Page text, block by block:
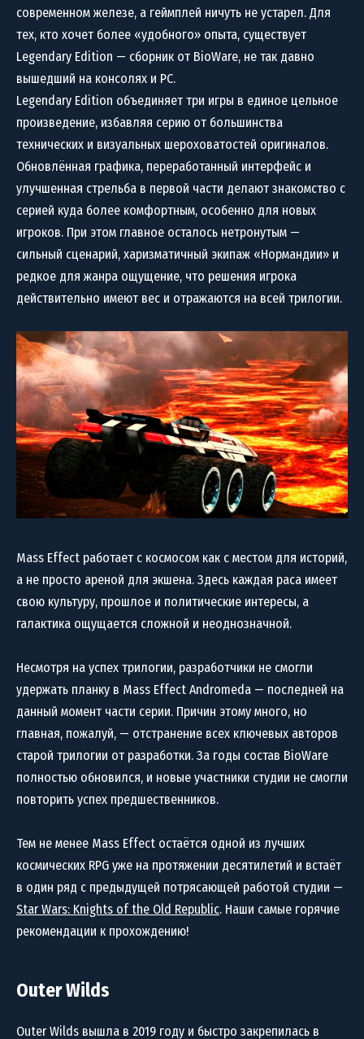
современном железе, а геймплей ничуть не устарел. Для
тех, кто хочет более «удобного» опыта, существует
Legendary Edition — сборник от BioWare, не так давно
вышедший на консолях и PC.
Legendary Edition объединяет три игры в единое цельное
произведение, избавляя серию от большинства
технических и визуальных шероховатостей оригиналов.
Обновлённая графика, переработанный интерфейс и
улучшенная стрельба в первой части делают знакомство с
серией куда более комфортным, особенно для новых
игроков. При этом главное осталось нетронутым —
сильный сценарий, харизматичный экипаж «Нормандии» и
редкое для жанра ощущение, что решения игрока
действительно имеют вес и отражаются на всей трилогии.
Mass Effect работает с космосом как с местом для историй,
а не просто ареной для экшена. Здесь каждая раса имеет
свою культуру, прошлое и политические интересы, а
галактика ощущается сложной и неоднозначной.
Несмотря на успех трилогии, разработчики не смогли
удержать планку в Mass Effect Andromeda — последней на
данный момент части серии. Причин этому много, но
главная, пожалуй, — отстранение всех ключевых авторов
старой трилогии от разработки. За годы состав BioWare
полностью обновился, и новые участники студии не смогли
повторить успех предшественников.
Тем не менее Mass Effect остаётся одной из лучших
космических RPG уже на протяжении десятилетий и встаёт
в один ряд с предыдущей потрясающей работой студии —
Star Wars: Knights of the Old Republic. Наши самые горячие
рекомендации к прохождению!
Outer Wilds
Outer Wilds вышла в 2019 году и быстро закрепилась в